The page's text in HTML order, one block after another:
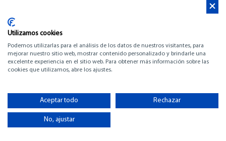
JEANNEAU PRESTIGE
34
-
Utilizamos cookies
Podemos utilizarlas para el análisis de los datos de nuestros visitantes, para
mejorar nuestro sitio web, mostrar contenido personalizado y brindarle una
excelente experiencia en el sitio web. Para obtener más información sobre las
cookies que utilizamos, abre los ajustes.
Aceptar todo Rechazar
No, ajustar